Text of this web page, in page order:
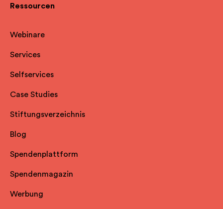
Ressourcen
Webinare
Services
Selfservices
Case Studies
Stiftungsverzeichnis
Blog
Spendenplattform
Spendenmagazin
Werbung